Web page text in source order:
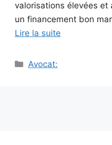
valorisations élevées et
un financement bon
Lire la suite
Catégories
Avocat: